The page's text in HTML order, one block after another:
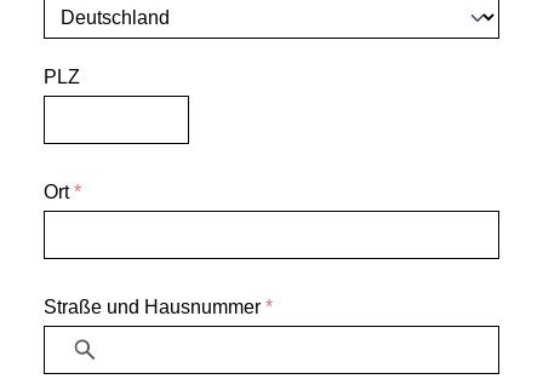
PLZ
Ort*
Straße und Hausnummer *